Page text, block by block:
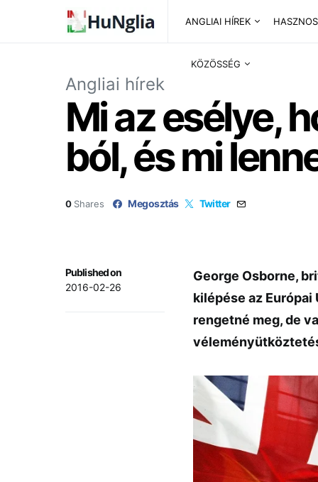
ANGLIAI HÍREK
KÖZÖSSÉG
Angliai hírek
Mi az esélye,
ból, és mi
0 Shares Megosztás Twitter
Published on
2016-02-26
George Osborne,
kilépése az Európai
rengetné meg, de